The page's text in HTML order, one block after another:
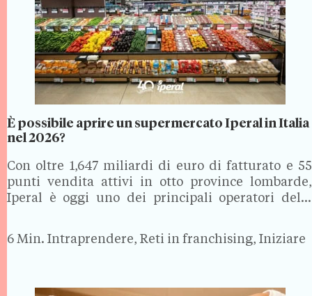
È possibile aprire un supermercato Iperal in Italia
nel 2026?
Con oltre 1,647 miliardi di euro di fatturato e 55
punti vendita attivi in otto province lombarde,
Iperal è oggi uno dei principali operatori della
comparto che nel 2024 ha superato i 109,8
miliardi…
6 Min. Intraprendere, Reti in franchising, Iniziare